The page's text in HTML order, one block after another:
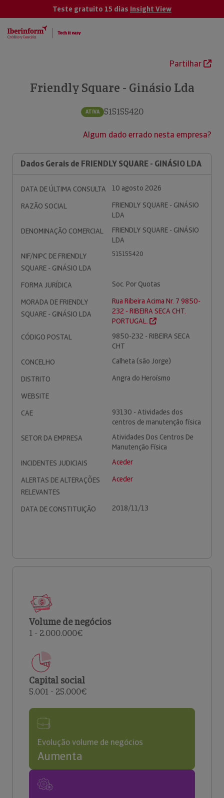
Teste gratuito 15 dias Insight View
Partilhar
Friendly Square - Ginásio Lda
ATIVA 515155420
Algum dado errado nesta empresa?
Dados Gerais de FRIENDLY SQUARE - GINÁSIO LDA
DATA DE ÚLTIMA CONSULTA
10 agosto 2026
RAZÃO SOCIAL
FRIENDLY SQUARE - GINÁSIO
LDA
DENOMINAÇÃO COMERCIAL
FRIENDLY SQUARE - GINÁSIO
LDA
NIF/NIPC DE FRIENDLY
SQUARE - GINÁSIO LDA
515155420
FORMA JURÍDICA
Soc. Por Quotas
MORADA DE FRIENDLY
SQUARE - GINÁSIO LDA
Rua Ribeira Acima Nr. 7 9850-
232 - RIBEIRA SECA CHT.
PORTUGAL.
CÓDIGO POSTAL
9850-232 - RIBEIRA SECA
CHT
CONCELHO
Calheta (são Jorge)
DISTRITO
Angra do Heroísmo
WEBSITE
CAE
93130 - Atividades dos
centros de manutenção física
SETOR DA EMPRESA
Atividades Dos Centros De
Manutenção Física
INCIDENTES JUDICIAIS
Aceder
ALERTAS DE ALTERAÇÕES
RELEVANTES
Aceder
DATA DE CONSTITUIÇÃO 2018/11/13
Volume de negócios
1 - 2.000.000€
Capital social
5.001 - 25.000€
Evolução volume de negócios
Aumenta